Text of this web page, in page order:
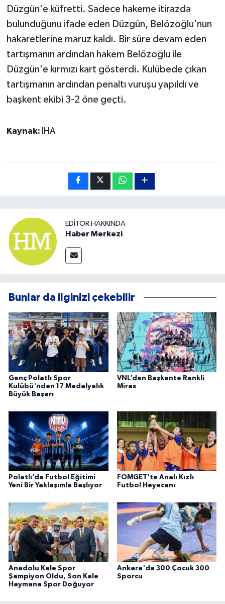
Düzgün'e küfretti. Sadece hakeme itirazda
bulunduğunu ifade eden Düzgün, Belözoğlu'nun
hakaretlerine maruz kaldı. Bir süre devam eden
tartışmanın ardından hakem Belözoğlu ile
Düzgün'e kırmızı kart gösterdi. Kulübede çıkan
tartışmanın ardından penaltı vuruşu yapıldı ve
başkent ekibi 3-2 öne geçti.
Kaynak: İHA
EDITÖR HAKKINDA
Haber Merkezi
Bunlar da ilginizi çekebilir
Genç Polatlı Spor
Kulübü'nden 17 Madalyalık
Büyük Başarı
VNL’den Başkente Renkli
Miras
Polatlı’da Futbol Eğitimi
Yeni Bir Yaklaşımla Başlıyor
FOMGET'te Analı Kızlı
Futbol Heyecanı
Anadolu Kale Spor
Şampiyon Oldu, Son Kale
Haymana Spor Doğuyor
Ankara'da 300 Çocuk 300
Sporcu